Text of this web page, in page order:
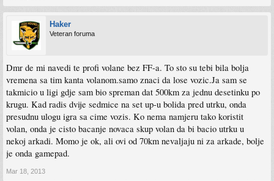
Haker
Veteran foruma
Dmr de mi navedi te profi volane bez FF-a. To sto su tebi bila bolja
vremena sa tim kanta volanom.samo znaci da lose vozic.Ja sam se
takmicio u ligi gdje sam bio spreman dat 500km za jednu desetinku po
krugu. Kad radis dvije sedmice na set up-u bolida pred utrku, onda
presudnu ulogu igra sa cime vozis. Ko nema namjeru tako koristit
volan, onda je cisto bacanje novaca skup volan da bi bacio utrku u
nekoj arkadi. Momo je ok, ali ovi od 70km nevaljaju ni za arkade, bolje
je onda gamepad.
Mar 18, 2013